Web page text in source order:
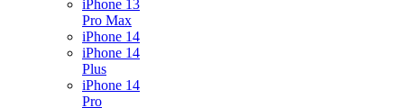
iPhone 13
Pro Max
iPhone 14
iPhone 14
Plus
iPhone 14
Pro